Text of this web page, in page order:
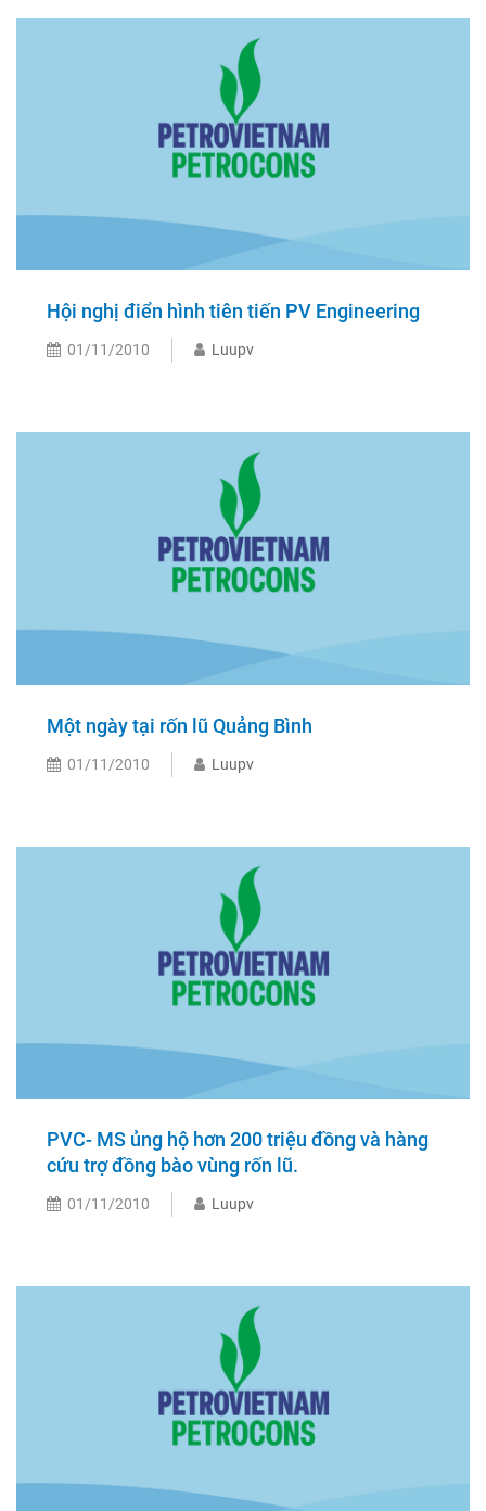
Hội nghị điển hình tiên tiến PV Engineering
01/11/2010 Luupv
Một ngày tại rốn lũ Quảng Bình
01/11/2010 Luupv
PVC- MS ủng hộ hơn 200 triệu đồng và hàng
cứu trợ đồng bào vùng rốn lũ.
01/11/2010 Luupv